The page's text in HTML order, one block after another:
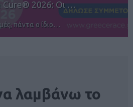
Άνοιγμα ε…
λαμβάνω το